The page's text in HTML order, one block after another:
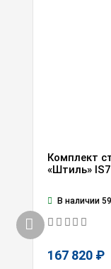
Комплект
«Штиль»
В наличии
167 820 ₽